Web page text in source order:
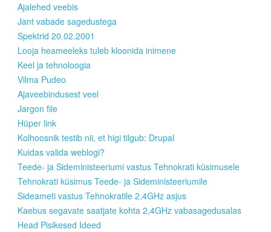
Ajalehed veebis
Jant vabade sagedustega
Spektrid 20.02.2001
Looja heameeleks tuleb kloonida inimene
Keel ja tehnoloogia
Vilma Pudeo
Ajaveebindusest veel
Jargon file
Hüper link
Kolhoosnik testib nii, et higi tilgub: Drupal
Kuidas valida weblogi?
Teede- ja Sideministeeriumi vastus Tehnokrati küsimusele
Tehnokrati küsimus Teede- ja Sideministeeriumile
Sideameti vastus Tehnokratile 2,4GHz asjus
Kaebus segavate saatjate kohta 2,4GHz vabasagedusalas
Head Pisikesed Ideed